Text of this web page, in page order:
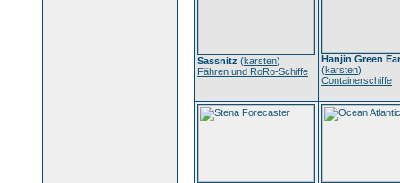
Sassnitz (karsten)
Fähren und RoRo-Schiffe
Hanjin Green
(karsten)
Containerschiffe